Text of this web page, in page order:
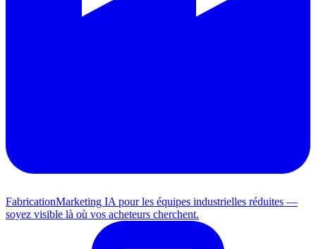
FabricationMarketing IA pour les équipes industrielles réduites —
soyez visible là où vos acheteurs cherchent.